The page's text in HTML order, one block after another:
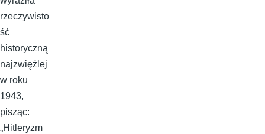
rzeczywisto
ść
historyczną
najzwięźlej
w roku
1943,
pisząc:
„Hitleryzm